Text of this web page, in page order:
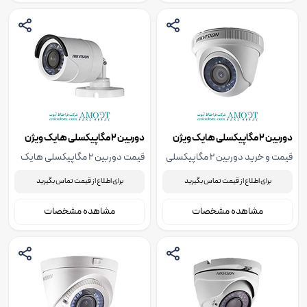
دوربین 2 مگاپیکسلی هایک ویژن
DS-2CE56D0T-IR
قیمت و خرید دوربین 2 مگاپیکسلی
جهت استعلام قیمت دوربین 2
2CE56D0T-IR با ما تماس بگیرید.
برای اطلاع از قیمت تماس بگیرید
مشاهده مشخصات
دوربین 2 مگاپیکسلی هایک ویژن
مدل DS-2CE16D0T-IRE
قیمت دوربین 2 مگاپیکسلی هایک
جهت استعلام قیمت دوربین 2
2CE16D0T-IRE با ما تماس بگیرید.
برای اطلاع از قیمت تماس بگیرید
مشاهده مشخصات